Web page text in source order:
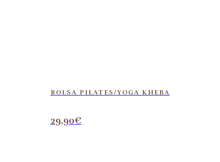
BOLSA PILATES/YOGA KHERA
29,90€